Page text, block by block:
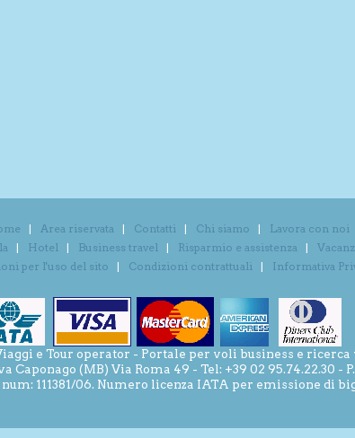
Area riservata Contatti Chi siamo
Lavora con noi
Hotel Business travel Risparmio e assistenza
per l'uso del sito
Condizioni contrattuali Informativa
e Tour operator - Portale per voli business e
Caponago (MB) Via Roma 49 - Tel: +39 02 95.74.22.30 -
111381/06. Numero licenza IATA per emissione di